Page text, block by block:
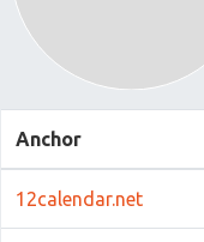
Anchor
12calendar.net